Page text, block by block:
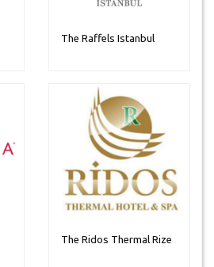
The Raffels Istanbul
The Ridos Thermal Rize